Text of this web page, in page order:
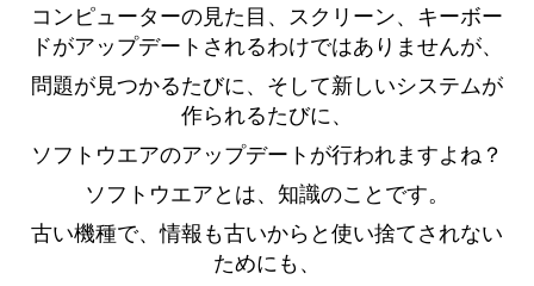
コンピューターの見た目、スクリーン、キーボー
ドがアップデートされるわけではありませんが、
問題が見つかるたびに、そして新しいシステムが
作られるたびに、
ソフトウエアのアップデートが行われますよね？
ソフトウエアとは、知識のことです。
古い機種で、情報も古いからと使い捨てされない
ためにも、